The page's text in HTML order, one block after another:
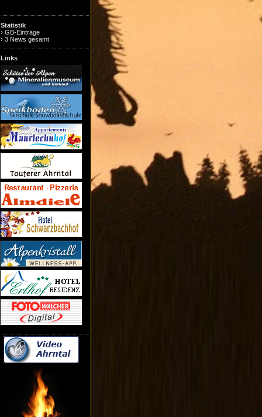
Statistik
› GB-Einträge
› 3 News gesamt
Links